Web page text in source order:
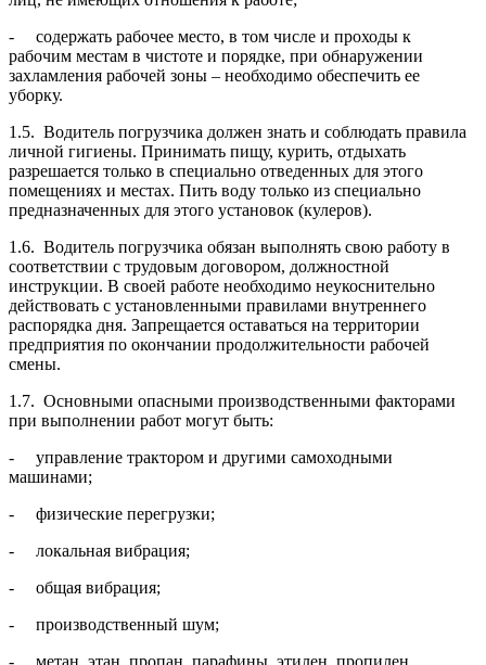
- содержать рабочее место, в том числе и проходы к
рабочим местам в чистоте и порядке, при обнаружении
захламления рабочей зоны – необходимо обеспечить ее
уборку.
1.5. Водитель погрузчика должен знать и соблюдать правила
личной гигиены. Принимать пищу, курить, отдыхать
разрешается только в специально отведенных для этого
помещениях и местах. Пить воду только из специально
предназначенных для этого установок (кулеров).
1.6. Водитель погрузчика обязан выполнять свою работу в
соответствии с трудовым договором, должностной
инструкции. В своей работе необходимо неукоснительно
действовать с установленными правилами внутреннего
распорядка дня. Запрещается оставаться на территории
предприятия по окончании продолжительности рабочей
смены.
1.7. Основными опасными производственными факторами
при выполнении работ могут быть:
- управление трактором и другими самоходными
машинами;
- физические перегрузки;
- локальная вибрация;
- общая вибрация;
- производственный шум;